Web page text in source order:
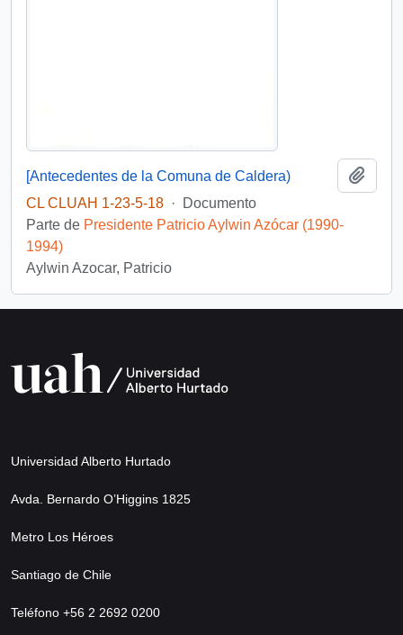
[Antecedentes de la Comuna de Caldera)
CL CLUAH 1-23-5-18 ·
Documento
Parte de Presidente Patricio Aylwin Azócar (1990-
1994)
Aylwin Azocar, Patricio
Universidad Alberto Hurtado
Avda. Bernardo O’Higgins 1825
Metro Los Héroes
Santiago de Chile
Teléfono +56 2 2692 0200